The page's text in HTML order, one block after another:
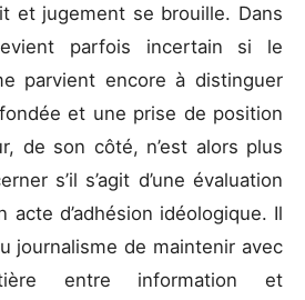
et jugement se brouille. Dans
parfois incertain si le
parvient encore à distinguer
et une prise de position
de son côté, n’est alors plus
s’il s’agit d’une évaluation
acte d’adhésion idéologique. Il
journalisme de maintenir avec
entre information et